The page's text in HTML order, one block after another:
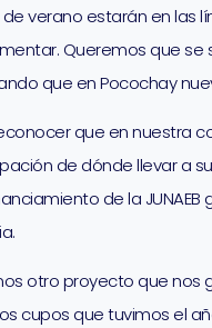
verano estarán en las
Queremos que
que en Pocochay
que en nuestra
de dónde llevar a
de la
otro proyecto que nos
cupos que tuvimos el